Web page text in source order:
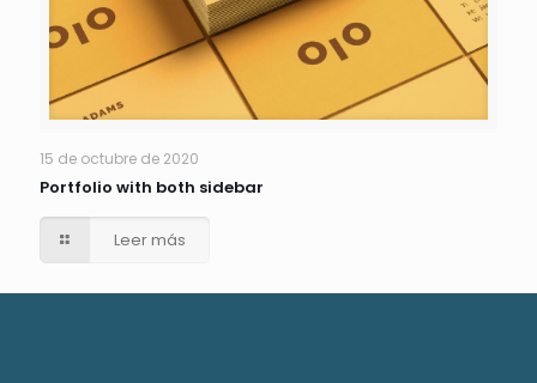
15 de octubre de 2020
Portfolio with both sidebar
Leer más